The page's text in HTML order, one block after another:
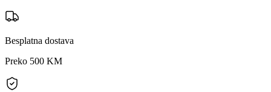
Besplatna dostava
Preko 500 KM